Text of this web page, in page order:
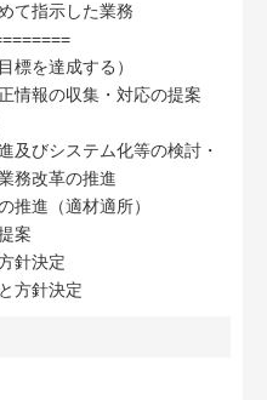
て指示した業務
標を達成する）
情報の収集・対応の提案
及びシステム化等の検討・
務改革の推進
推進（適材適所）
案
針決定
方針決定